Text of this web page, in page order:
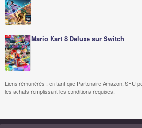
Mario Kart 8 Deluxe sur Switch
Liens rémunérés : en tant que Partenaire Amazon, SFU
les achats remplissant les conditions requises.